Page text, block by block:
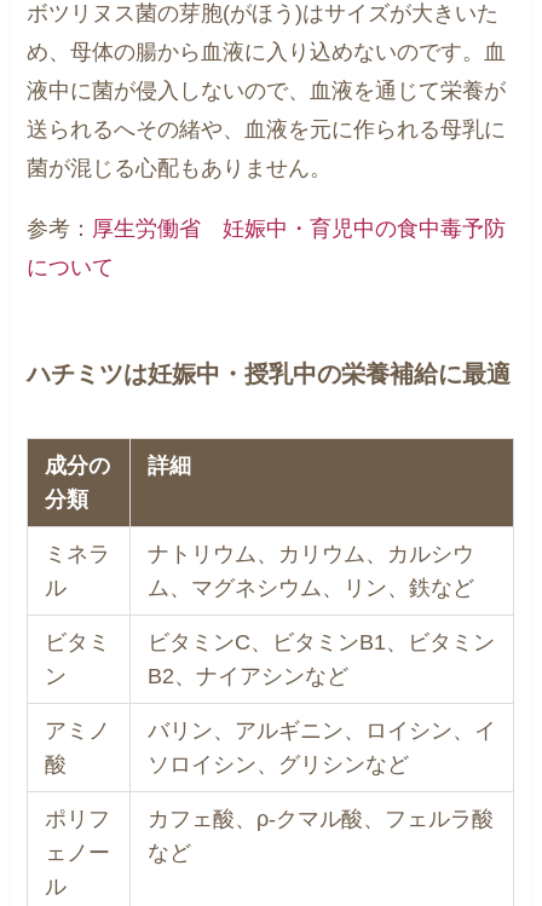
ボツリヌス菌の芽胞(がほう)はサイズが大きいた
め、母体の腸から血液に入り込めないのです。血
液中に菌が侵入しないので、血液を通じて栄養が
送られるへその緒や、血液を元に作られる母乳に
菌が混じる心配もありません。
参考： 厚生労働省 妊娠中・育児中の食中毒予防
について
ハチミツは妊娠中・授乳中の栄養補給に最適
成分の
分類
詳細
ミネラ
ル
ナトリウム、カリウム、カルシウ
ム、マグネシウム、リン、鉄など
ビタミ
ン
ビタミンC、ビタミンB1、ビタミン
B2、ナイアシンなど
アミノ
酸
バリン、アルギニン、ロイシン、イ
ソロイシン、グリシンなど
ポリフ
ェノー
ル
カフェ酸、ρ-クマル酸、フェルラ酸
など